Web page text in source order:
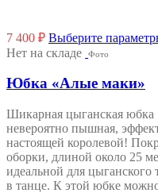
7 400 ₽ Выберите
Нет на складе Фото
Юбка «Алые маки»
Шикарная цыганская
невероятно пышная,
настоящей королевой!
оборки, длиной около 25
идеальной для цыганского
в танце. К этой юбке можно